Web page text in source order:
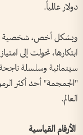
دولار عالمياً.
سينمائية وسلسلة
"الجمجمة" أحد أكثر
العالم.
الأرقام القياسية